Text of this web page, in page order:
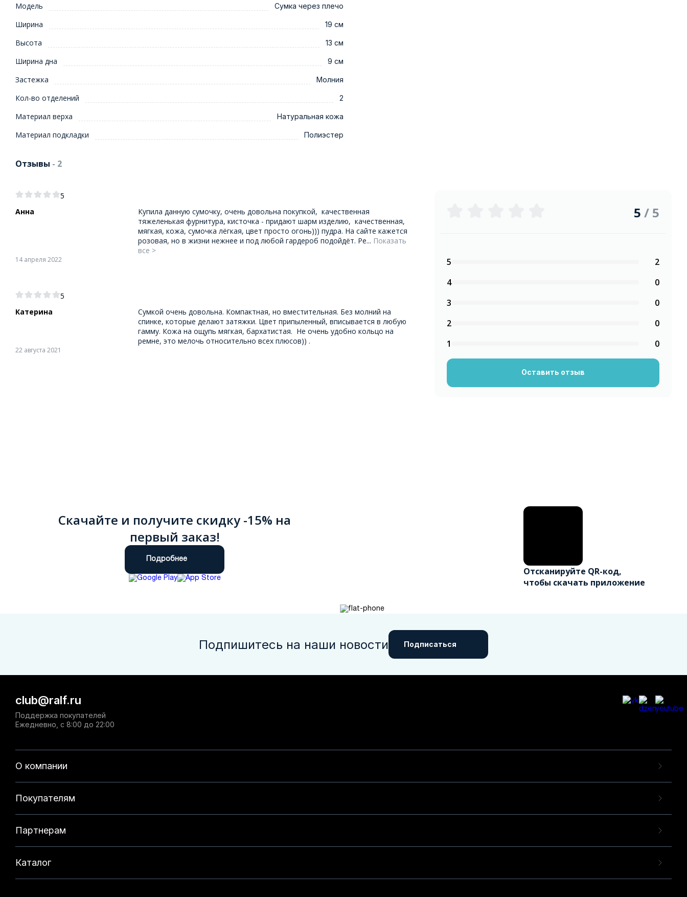
Модель Сумка через плечо
Ширина 19 см
Высота 13 см
Ширина дна 9 см
Застежка Молния
Кол-во отделений 2
Материал верха Натуральная кожа
Материал подкладки Полиэстер
Отзывы - 2
5
Анна
14 апреля 2022
Купила данную сумочку, очень довольна покупкой, качественная
тяжеленькая фурнитура, кисточка - придают шарм изделию, качественная,
мягкая, кожа, сумочка лёгкая, цвет просто огонь))) пудра. На сайте кажется
розовая, но в жизни нежнее и под любой гардероб подойдёт. Ре... Показать
все >
5
Катерина
22 августа 2021
Сумкой очень довольна. Компактная, но вместительная. Без молний на
спинке, которые делают затяжки. Цвет припыленный, вписывается в любую
гамму. Кожа на ощупь мягкая, бархатистая. Не очень удобно кольцо на
ремне, это мелочь относительно всех плюсов)) .
5 / 5
5
2
4
0
3
0
2
0
1
0
Оставить отзыв
Скачайте и получите скидку -15% на
первый заказ!
Подробнее
Отсканируйте QR-код,
чтобы скачать приложение
Подпишитесь на наши новости Подписаться
О компании
Покупателям
Партнерам
Каталог
club@ralf.ru
Поддержка покупателей
Ежедневно, с 8:00 до 22:00